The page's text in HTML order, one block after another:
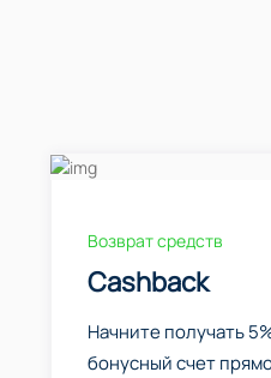
Возврат средств
Cashback
Начните получать
бонусный счет